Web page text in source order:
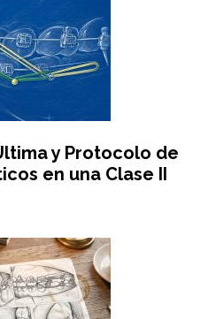
y Protocolo de
en una Clase II